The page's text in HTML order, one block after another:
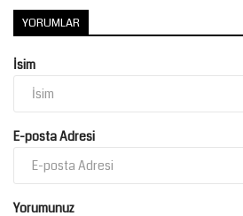
YORUMLAR
İsim
E-posta Adresi
Yorumunuz